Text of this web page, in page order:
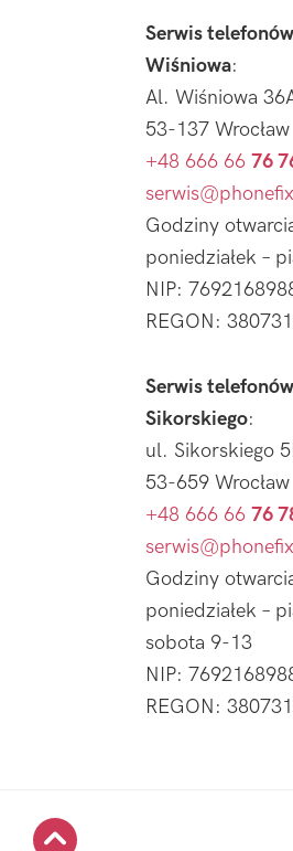
Serwis
Wiśniowa:
Al. Wiśniowa
53-137 Wrocław
+48 666 66 76
Godziny
poniedziałek –
NIP:
REGON:
Serwis
Sikorskiego:
ul. Sikorskiego
53-659 Wrocław
+48 666 66 76
Godziny
poniedziałek –
sobota 9-13
NIP:
REGON: